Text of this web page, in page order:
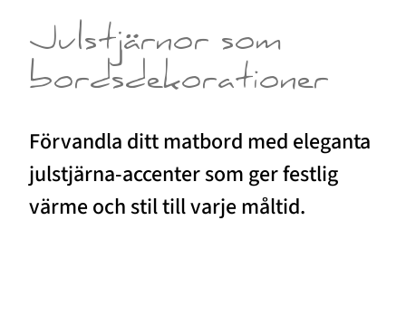
Julstjärnor som
bordsdekorationer
Förvandla ditt matbord med eleganta
julstjärna-accenter som ger festlig
värme och stil till varje måltid.